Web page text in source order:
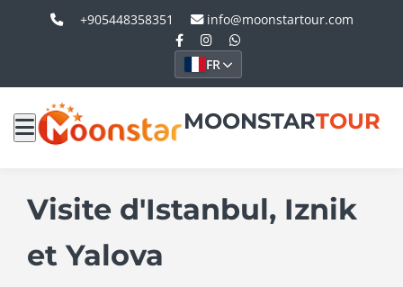
+905448358351 info@moonstartour.com
FR
MOONSTARTOUR
Visite d'Istanbul, Iznik
et Yalova